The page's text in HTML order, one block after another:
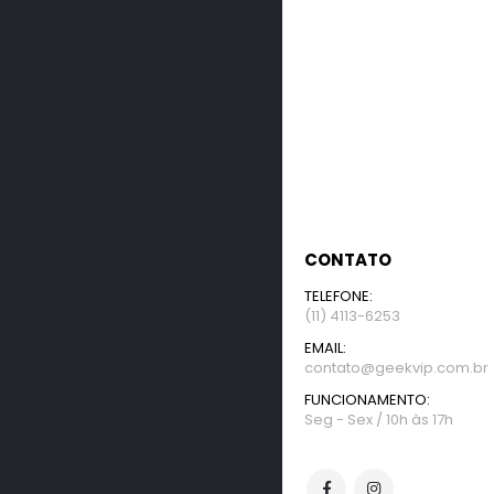
CONTATO
TELEFONE:
(11) 4113-6253
EMAIL:
contato@geekvip.com.br
FUNCIONAMENTO:
Seg - Sex / 10h às 17h